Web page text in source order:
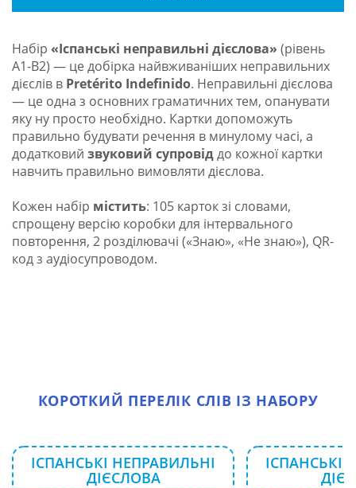
Набір «Іспанські неправильні дієслова» (рівень
А1-В2) — це добірка найвживаніших неправильних
дієслів в Pretérito Indefinido. Неправильні дієслова
— це одна з основних граматичних тем, опанувати
яку ну просто необхідно. Картки допоможуть
правильно будувати речення в минулому часі, а
додатковий звуковий супровіддо кожної картки
навчить правильно вимовляти дієслова.
Кожен набір містить: 105 карток зі словами,
спрощену версію коробки для інтервального
повторення, 2 розділювачі («Знаю», «Не знаю»), QR-
код з аудіосупроводом.
КОРОТКИЙ ПЕРЕЛІК СЛІВ ІЗ НАБОРУ
ІСПАНСЬКІ НЕПРАВИЛЬНІ
ДІЄСЛОВА
ІСПАНСЬКІ